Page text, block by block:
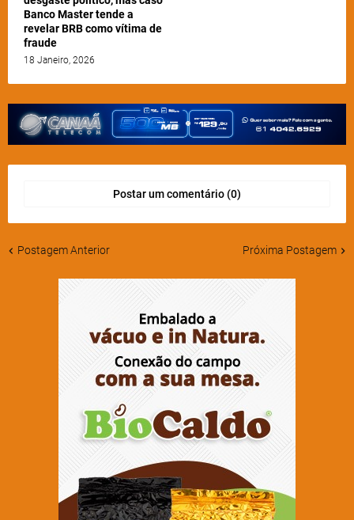
Banco Master tende a
revelar BRB como vítima de
fraude
18 Janeiro, 2026
Postar um comentário (0)
Postagem Anterior Próxima Postagem